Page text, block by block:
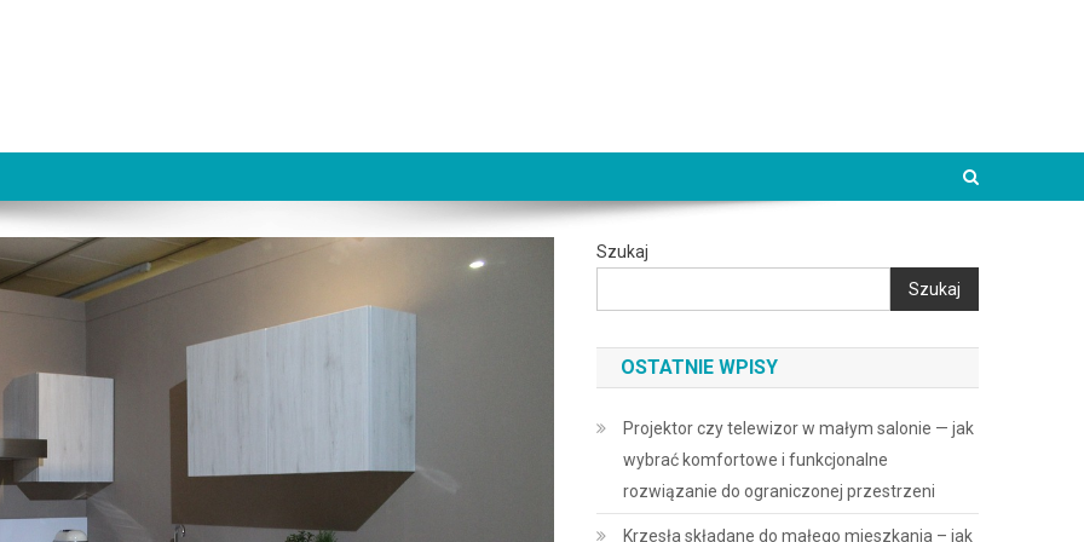
Szukaj
Szukaj
OSTATNIE WPISY
Projektor czy telewizor w małym salonie — jak
wybrać komfortowe i funkcjonalne
rozwiązanie do ograniczonej przestrzeni
Krzesła składane do małego mieszkania – jak